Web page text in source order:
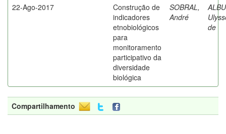
22-Ago-2017
Construção de
indicadores
etnobiológicos
para
monitoramento
participativo da
diversidade
biológica
SOBRAL,
André
de
Compartilhamento